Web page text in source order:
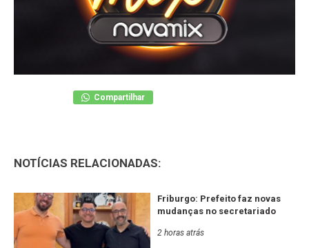
Compartilhar
NOTÍCIAS RELACIONADAS:
Friburgo: Prefeito faz novas
mudanças no secretariado
2 horas atrás